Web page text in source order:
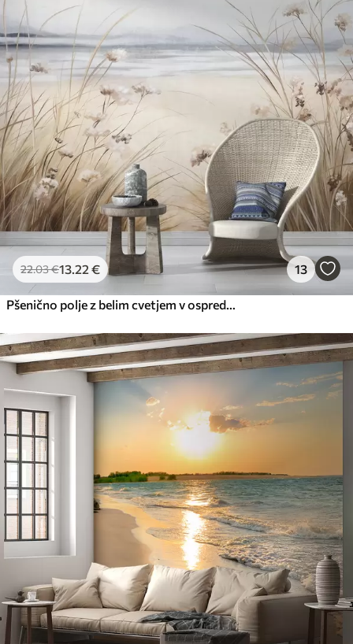
22.03€13.22 € 13
Pšenično polje z belim cvetjem v ospredju, plaža in ocean v ozadju, nevtralne pastelne umirjene barve